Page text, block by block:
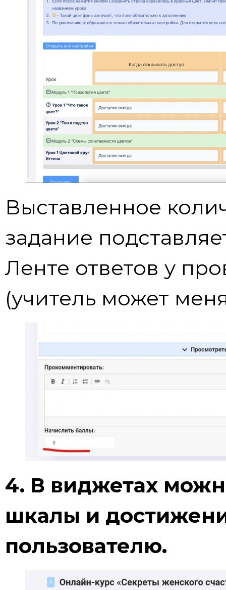
Выставленное
задание
Ленте ответов у
(учитель может
4. В виджетах
шкалы и
пользователю.